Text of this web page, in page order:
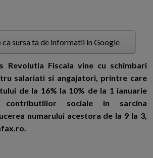
ca sursa ta de informatii in Google
Revolutia Fiscala vine cu schimbari
salariati si angajatori, printre care
de la 16% la 10% de la 1 ianuarie
contributiilor sociale in sarcina
numarului acestora de la 9 la 3,